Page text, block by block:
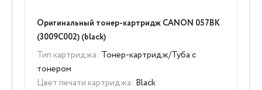
Оригинальный тонер-картридж CANON 057BK
(3009C002) (black)
Тип картриджа: Тонер-картридж/Туба с
тонером
Цвет печати картриджа: Black